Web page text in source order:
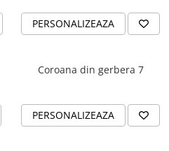
PERSONALIZEAZA
Coroana din gerbera 7
PERSONALIZEAZA